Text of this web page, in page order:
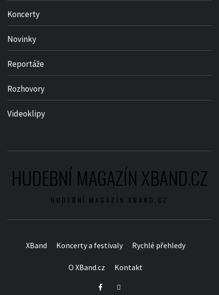
Koncerty
Novinky
Reportáže
Rozhovory
Videoklipy
HUDEBNÍ MAGAZÍN XBAND.CZ
HUDEBNÍ MAGAZÍN XBAND.CZ
XBand Koncerty a festivaly Rychlé přehledy
O XBand.cz Kontakt
FacebookTwitter